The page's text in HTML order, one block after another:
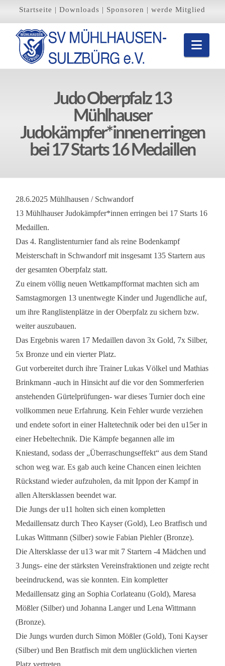
Startseite |Downloads | Sponsoren |werde Mitglied
Judo Oberpfalz 13
Mühlhauser
Judokämpfer*innen erringen
bei 17 Starts 16 Medaillen
28.6.2025 Mühlhausen / Schwandorf
13 Mühlhauser Judokämpfer*innen erringen bei 17 Starts 16
Medaillen.
Das 4. Ranglistenturnier fand als reine Bodenkampf
Meisterschaft in Schwandorf mit insgesamt 135 Startern aus
der gesamten Oberpfalz statt.
Zu einem völlig neuen Wettkampfformat machten sich am
Samstagmorgen 13 unentwegte Kinder und Jugendliche auf,
um ihre Ranglistenplätze in der Oberpfalz zu sichern bzw.
weiter auszubauen.
Das Ergebnis waren 17 Medaillen davon 3x Gold, 7x Silber,
5x Bronze und ein vierter Platz.
Gut vorbereitet durch ihre Trainer Lukas Völkel und Mathias
Brinkmann -auch in Hinsicht auf die vor den Sommerferien
anstehenden Gürtelprüfungen- war dieses Turnier doch eine
vollkommen neue Erfahrung. Kein Fehler wurde verziehen
und endete sofort in einer Haltetechnik oder bei den u15er in
einer Hebeltechnik. Die Kämpfe begannen alle im
Kniestand, sodass der „Überraschungseffekt“ aus dem Stand
schon weg war. Es gab auch keine Chancen einen leichten
Rückstand wieder aufzuholen, da mit Ippon der Kampf in
allen Altersklassen beendet war.
Die Jungs der u11 holten sich einen kompletten
Medaillensatz durch Theo Kayser (Gold), Leo Bratfisch und
Lukas Wittmann (Silber) sowie Fabian Piehler (Bronze).
Die Altersklasse der u13 war mit 7 Startern -4 Mädchen und
3 Jungs- eine der stärksten Vereinsfraktionen und zeigte recht
beeindruckend, was sie konnten. Ein kompletter
Medaillensatz ging an Sophia Corlateanu (Gold), Maresa
Mößler (Silber) und Johanna Langer und Lena Wittmann
(Bronze).
Die Jungs wurden durch Simon Mößler (Gold), Toni Kayser
(Silber) und Ben Bratfisch mit dem unglücklichen vierten
Platz vertreten.